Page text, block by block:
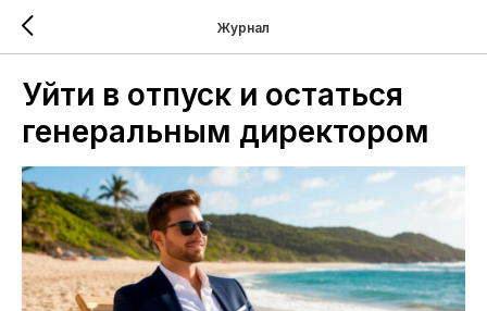
Журнал
Уйти в отпуск и остаться
генеральным директором